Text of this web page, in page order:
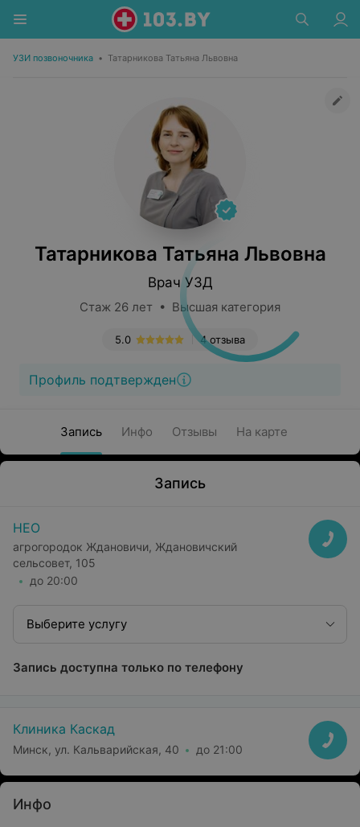
УЗИ позвоночника • Татарникова Татьяна Львовна
Татарникова Татьяна Львовна
Врач УЗД
Стаж 26 лет • Высшая категория
4 отзыва
5.0
Профиль подтвержден
Запись Инфо Отзывы На карте
Запись
НЕО
агрогородок Ждановичи, Ждановичский
сельсовет, 105
до 20:00
Выберите услугу
Запись доступна только по телефону
Клиника Каскад
Минск, ул. Кальварийская, 40 до 21:00
Инфо